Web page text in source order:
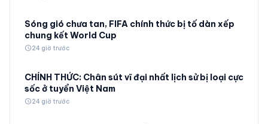
Sóng gió chưa tan, FIFA chính thức bị tố dàn xếp
chung kết World Cup
schedule24 giờ trước
CHÍNH THỨC: Chân sút vĩ đại nhất lịch sử bị loại cực
sốc ở tuyển Việt Nam
schedule24 giờ trước